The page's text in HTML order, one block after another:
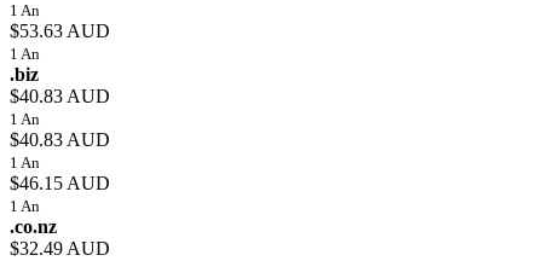
1 An
$53.63 AUD
1 An
.biz
$40.83 AUD
1 An
$40.83 AUD
1 An
$46.15 AUD
1 An
.co.nz
$32.49 AUD